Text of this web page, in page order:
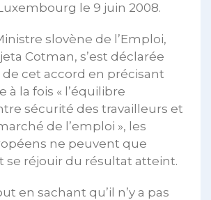
le 9 juin 2008.
slovène de l’Emploi,
Cotman, s’est déclarée
cet accord en précisant
à la fois « l’équilibre
sécurité des travailleurs et
de l’emploi », les
ne peuvent que
se réjouir du résultat atteint.
en sachant qu’il n’y a pas